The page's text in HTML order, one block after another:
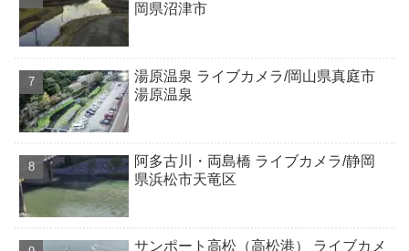
岡県沼津市
湯原温泉 ライブカメラ/岡山県真庭市
湯原温泉
阿多古川・両島橋 ライブカメラ/静岡
県浜松市天竜区
サンポート高松（高松港） ライブカメ